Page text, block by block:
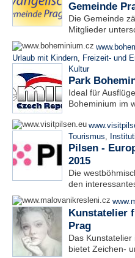
Gemeinde
Die Gemeinde
Mitglieder
Urlaub mit Kindern, Freizeit- und
Kultur
Park
Ideal für
Boheminium im
Tourismus,
Pilsen -
2015
Die
den
Kunstatelier
Prag
Das
bietet Zeichen-